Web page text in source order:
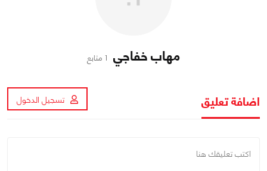
مهاب خفاجي 1 متابع
اضافة تعليق تسجيل الدخول